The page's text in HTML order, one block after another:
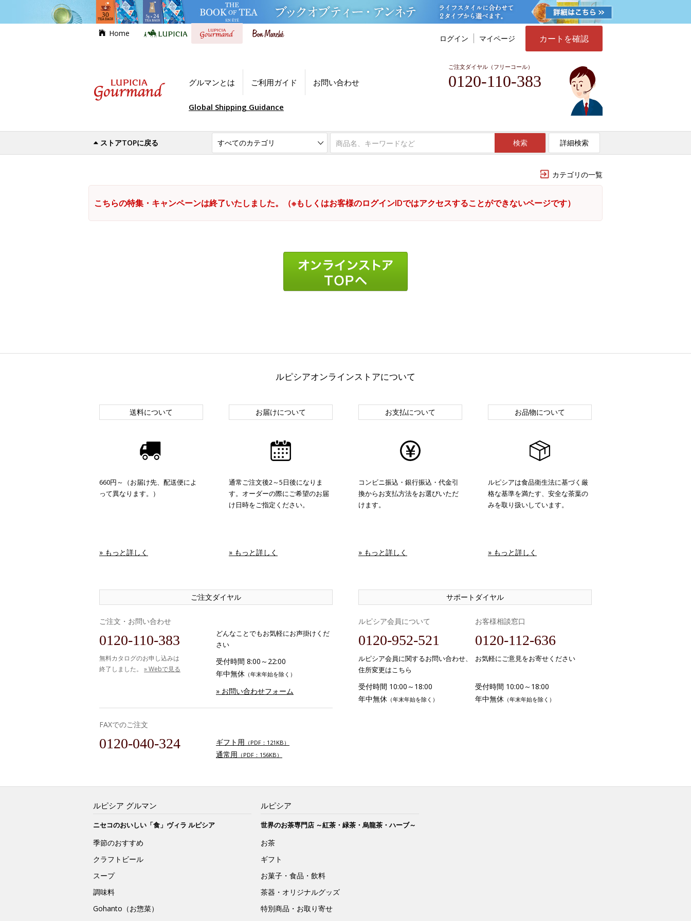
Home
ログイン マイページ カートを確認
グルマンとは ご利用ガイド お問い合わせ
ご注文ダイヤル（フリーコール）
0120-110-383
Global Shipping Guidance
ストアTOPに戻る 検索 詳細検索
カテゴリの一覧
こちらの特集・キャンペーンは終了いたしました。（※もしくはお客様のログインIDではアクセスすることができないページです）
ルピシアオンラインストアについて
送料について
660円～（お届け先、配送便によ
って異なります。）
» もっと詳しく
お届けについて
通常ご注文後2～5日後になりま
す。オーダーの際にご希望のお届
け日時をご指定ください。
» もっと詳しく
お支払について
コンビニ振込・銀行振込・代金引
換からお支払方法をお選びいただ
けます。
» もっと詳しく
お品物について
ルピシアは食品衛生法に基づく厳
格な基準を満たす、安全な茶葉の
みを取り扱いしています。
» もっと詳しく
ご注文ダイヤル
ご注文・お問い合わせ
0120-110-383
無料カタログのお申し込みは
終了しました。 » Webで見る
どんなことでもお気軽にお声掛けくだ
さい
受付時間 8:00～22:00
年中無休 （年末年始を除く）
» お問い合わせフォーム
FAXでのご注文
0120-040-324 ギフト用 （PDF：121KB）
通常用 （PDF：156KB）
サポートダイヤル
ルピシア会員について
0120-952-521
ルピシア会員に関するお問い合わせ、
住所変更はこちら
受付時間 10:00～18:00
年中無休 （年末年始を除く）
お客様相談窓口
0120-112-636
お気軽にご意見をお寄せください
受付時間 10:00～18:00
年中無休 （年末年始を除く）
ルピシア グルマン
ニセコのおいしい「食」ヴィラ ルピシア
季節のおすすめ
クラフトビール
スープ
調味料
Gohanto（お惣菜）
ルピシア
世界のお茶専門店 ～紅茶・緑茶・烏龍茶・ハーブ～
お茶
ギフト
お菓子・食品・飲料
茶器・オリジナルグッズ
特別商品・お取り寄せ